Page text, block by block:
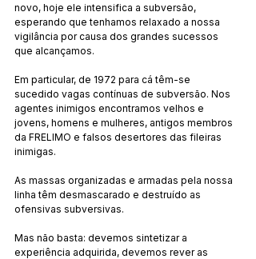
novo, hoje ele intensifica a subversão,
esperando que tenhamos relaxado a nossa
vigilância por causa dos grandes sucessos
que alcançamos.
Em particular, de 1972 para cá têm-se
sucedido vagas contínuas de subversão. Nos
agentes inimigos encontramos velhos e
jovens, homens e mulheres, antigos membros
da FRELIMO e falsos desertores das fileiras
inimigas.
As massas organizadas e armadas pela nossa
linha têm desmascarado e destruído as
ofensivas subversivas.
Mas não basta: devemos sintetizar a
experiência adquirida, devemos rever as